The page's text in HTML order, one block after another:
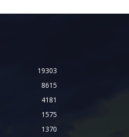
19303
8615
4181
1575
1370